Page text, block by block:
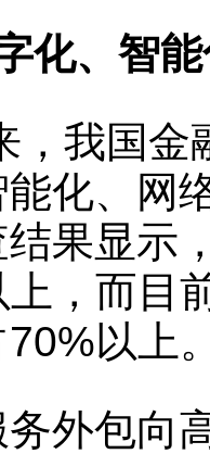
化、智
，我国金
化、网
结果显示
上，而目
以上。
外包向